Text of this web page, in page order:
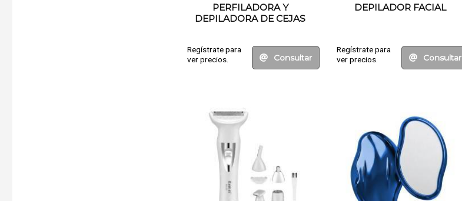
PERFILADORA Y
DEPILADORA DE CEJAS
Regístrate para
ver precios.
Consultar
DEPILADOR FACIAL
Regístrate para
ver precios.
Consultar